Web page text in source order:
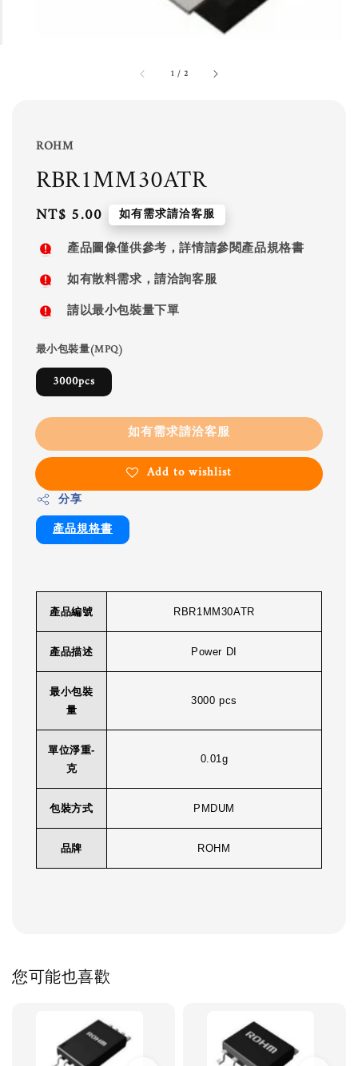
1 / 2
ROHM
RBR1MM30ATR
Regular
price
NT$ 5.00 如有需求請洽客服
產品圖像僅供參考，詳情請參閱產品規格書
如有散料需求，請洽詢客服
請以最小包裝量下單
最小包裝量(MPQ)
3000pcs
如有需求請洽客服
Add to wishlist
分享
產品規格書
產品編號 RBR1MM30ATR
產品描述 Power DI
最小包裝
量
3000 pcs
單位淨重-
克
0.01g
包裝方式 PMDUM
品牌 ROHM
您可能也喜歡